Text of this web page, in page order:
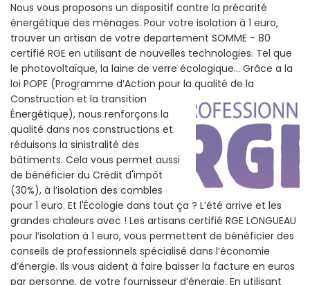
Nous vous proposons un dispositif contre la précarité
énergétique des ménages. Pour votre isolation à 1 euro,
trouver un artisan de votre departement SOMME - 80
certifié RGE en utilisant de nouvelles technologies. Tel que
le photovoltaïque, la laine de verre écologique... Grâce a la
loi POPE (Programme d’Action pour la qualité de la
Construction et la transition
Énergétique), nous renforçons la
qualité dans nos constructions et
réduisons la sinistralité des
bâtiments. Cela vous permet aussi
de bénéficier du Crédit d'impôt
(30%), à l’isolation des combles
pour 1 euro. Et l'Écologie dans tout ça ? L’été arrive et les
grandes chaleurs avec ! Les artisans certifié RGE LONGUEAU
pour l’isolation à 1 euro, vous permettent de bénéficier des
conseils de professionnels spécialisé dans l’économie
d’énergie. Ils vous aident à faire baisser la facture en euros
par personne, de votre fournisseur d’énergie. En utilisant